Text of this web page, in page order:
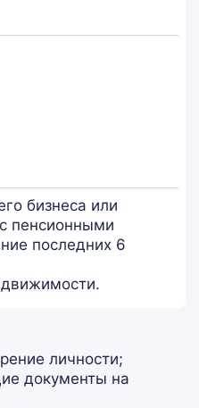
бизнеса или
пенсионными
последних 6
личности;
документы на